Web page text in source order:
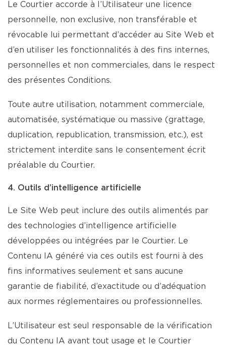
Le Courtier accorde à l’Utilisateur une licence
personnelle, non exclusive, non transférable et
révocable lui permettant d’accéder au Site Web et
d’en utiliser les fonctionnalités à des fins internes,
personnelles et non commerciales, dans le respect
des présentes Conditions.
Toute autre utilisation, notamment commerciale,
automatisée, systématique ou massive (grattage,
duplication, republication, transmission, etc.), est
strictement interdite sans le consentement écrit
préalable du Courtier.
4. Outils d’intelligence artificielle
Le Site Web peut inclure des outils alimentés par
des technologies d’intelligence artificielle
développées ou intégrées par le Courtier. Le
Contenu IA généré via ces outils est fourni à des
fins informatives seulement et sans aucune
garantie de fiabilité, d’exactitude ou d’adéquation
aux normes réglementaires ou professionnelles.
L’Utilisateur est seul responsable de la vérification
du Contenu IA avant tout usage et le Courtier